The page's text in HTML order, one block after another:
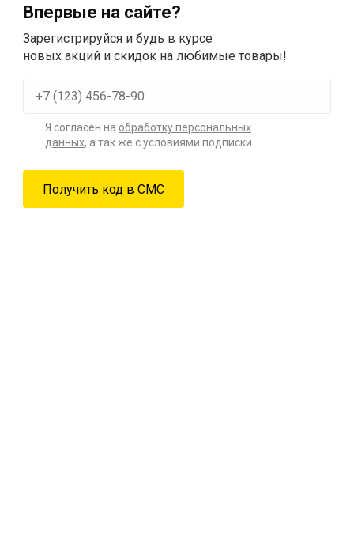
Впервые на сайте?
Зарегистрируйся и будь в курсе
новых акций и скидок на любимые товары!
Я согласен на обработку персональных
данных, а так же с условиями подписки.